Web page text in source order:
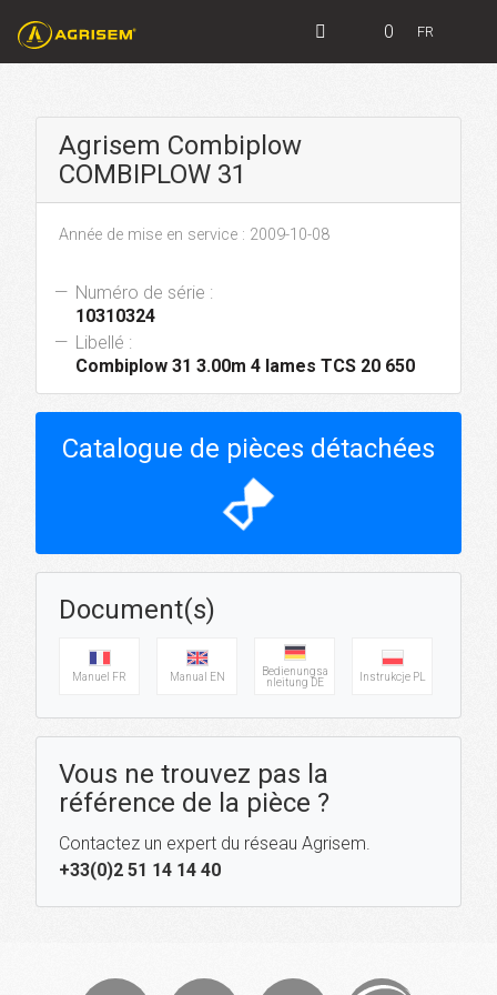
0 FR
Agrisem Combiplow
COMBIPLOW 31
Année de mise en service : 2009-10-08
Numéro de série :
10310324
Libellé :
Combiplow 31 3.00m 4 lames TCS 20 650
Catalogue de pièces détachées
hourglass_top
Document(s)
Manuel FR Manual EN
Bedienungsa
nleitung DE
Instrukcje PL
Vous ne trouvez pas la
référence de la pièce ?
Contactez un expert du réseau Agrisem.
+33(0)2 51 14 14 40